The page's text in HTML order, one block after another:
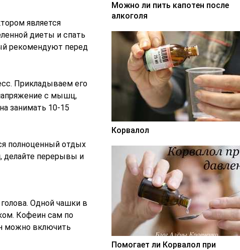
является
диеты и спать
рекомендуют перед
Прикладываем его
с мышц,
занимать 10-15
полноценный отдых
делайте перерывы и
Одной чашки в
Кофеин сам по
можно включить
Можно ли пить капотен после
алкоголя
Корвалол
Помогает ли Корвалол при